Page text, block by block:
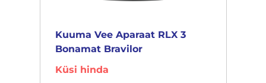
Kuuma Vee Aparaat RLX 3
Bonamat Bravilor
Küsi hinda